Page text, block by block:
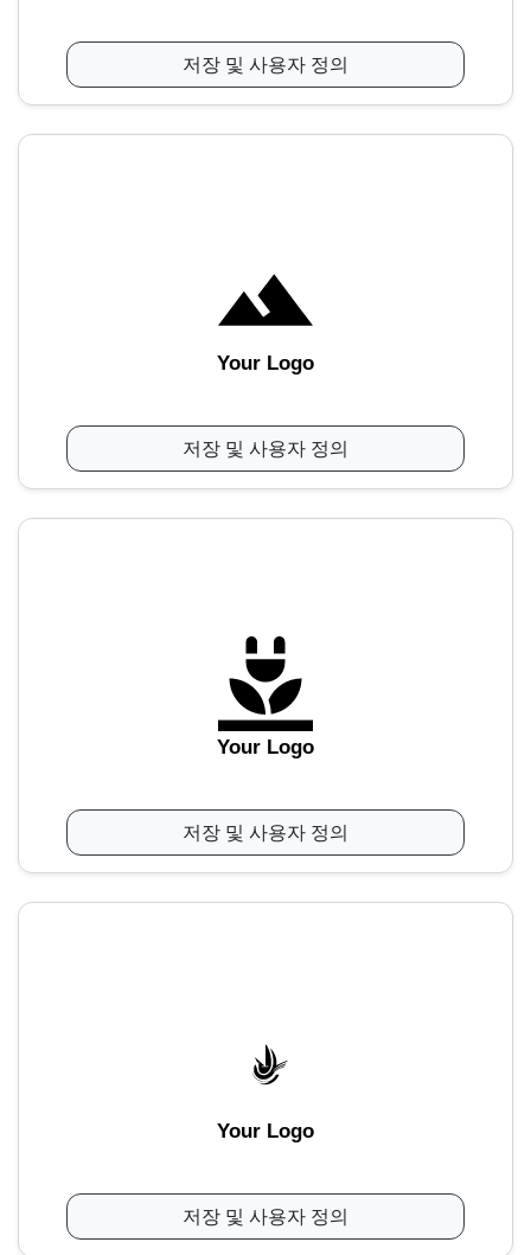
저장 및 사용자 정의
Your Logo
저장 및 사용자 정의
Your Logo
저장 및 사용자 정의
Your Logo
저장 및 사용자 정의